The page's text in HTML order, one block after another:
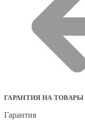
ГАРАНТИЯ НА ТОВАРЫ
Гарантия